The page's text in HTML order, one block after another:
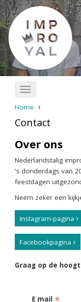
Overslaan
en
naar
de
inhoud
gaan
Toggle
Home
Contact
Over ons
Nederlandstalig
's donderdags van
feestdagen
Neem zeker een
Instagram-pagina
Facebookpagina
Graag op de
E mail